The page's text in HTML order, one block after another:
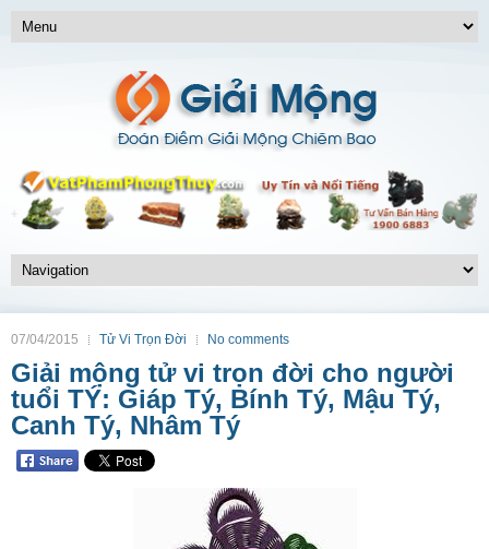
07/04/2015 Tử Vi Trọn Đời No comments
Giải mộng tử vi trọn đời cho người
tuổi TÝ: Giáp Tý, Bính Tý, Mậu Tý,
Canh Tý, Nhâm Tý